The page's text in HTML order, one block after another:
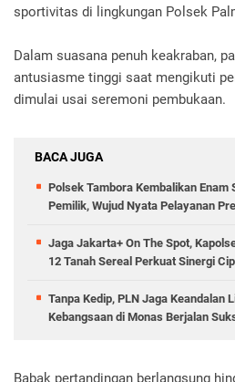
sportivitas di lingkungan Polsek
Dalam suasana penuh keakraban,
antusiasme tinggi saat mengikuti
dimulai usai seremoni pembukaan.
BACA JUGA
Polsek Tambora Kembalikan Enam
Pemilik, Wujud Nyata Pelayanan
Jaga Jakarta+ On The Spot,
12 Tanah Sereal Perkuat Sinergi
Tanpa Kedip, PLN Jaga Keandalan
Kebangsaan di Monas Berjalan
Babak pertandingan berlangsung